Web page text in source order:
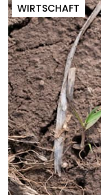
WIRTSCHAFT